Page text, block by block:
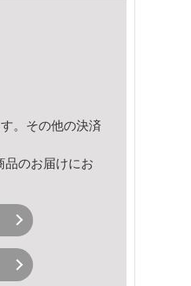
。その他の決済
のお届けにお